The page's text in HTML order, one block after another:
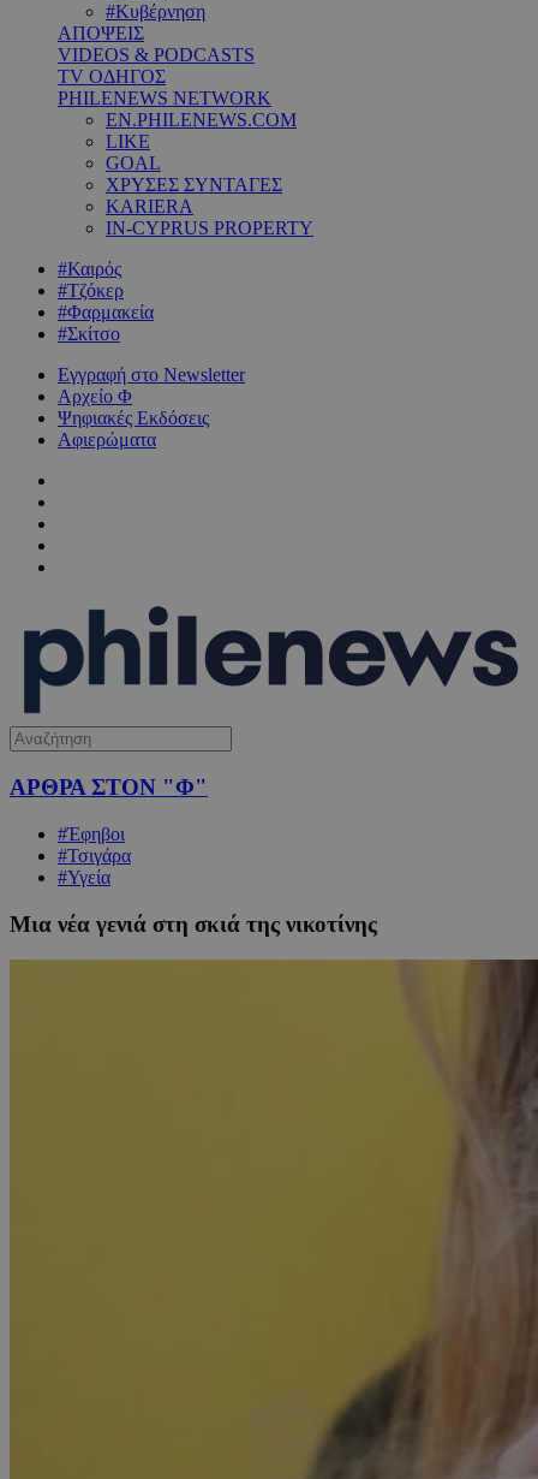
#Κυβέρνηση
ΑΠΟΨΕΙΣ
VIDEOS & PODCASTS
TV ΟΔΗΓΟΣ
PHILENEWS NETWORK
EN.PHILENEWS.COM
LIKE
GOAL
ΧΡΥΣΕΣ ΣΥΝΤΑΓΕΣ
KARIERA
IN-CYPRUS PROPERTY
#Καιρός
#Τζόκερ
#Φαρμακεία
#Σκίτσο
Εγγραφή στο Newsletter
Αρχείο Φ
Ψηφιακές Εκδόσεις
Αφιερώματα
ΑΡΘΡΑ ΣΤΟΝ "Φ"
#Έφηβοι
#Τσιγάρα
#Υγεία
Μια νέα γενιά στη σκιά της νικοτίνης